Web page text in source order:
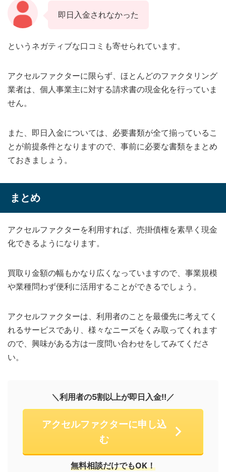
即日入金されなかった
というネガティブな口コミも寄せられています。
アクセルファクターに限らず、ほとんどのファクタリング
業者は、個人事業主に対する請求書の現金化を行っていま
せん。
また、即日入金については、必要書類が全て揃っているこ
とが前提条件となりますので、事前に必要な書類をまとめ
ておきましょう。
まとめ
アクセルファクターを利用すれば、売掛債権を素早く現金
化できるようになります。
買取り金額の幅もかなり広くなっていますので、事業規模
や業種問わず便利に活用することができるでしょう。
アクセルファクターは、利用者のことを最優先に考えてく
れるサービスであり、様々なニーズをくみ取ってくれます
ので、興味がある方は一度問い合わせをしてみてくださ
い。
＼利用者の5割以上が即日入金!!／
アクセルファクターに申し込
む
無料相談だけでもOK！